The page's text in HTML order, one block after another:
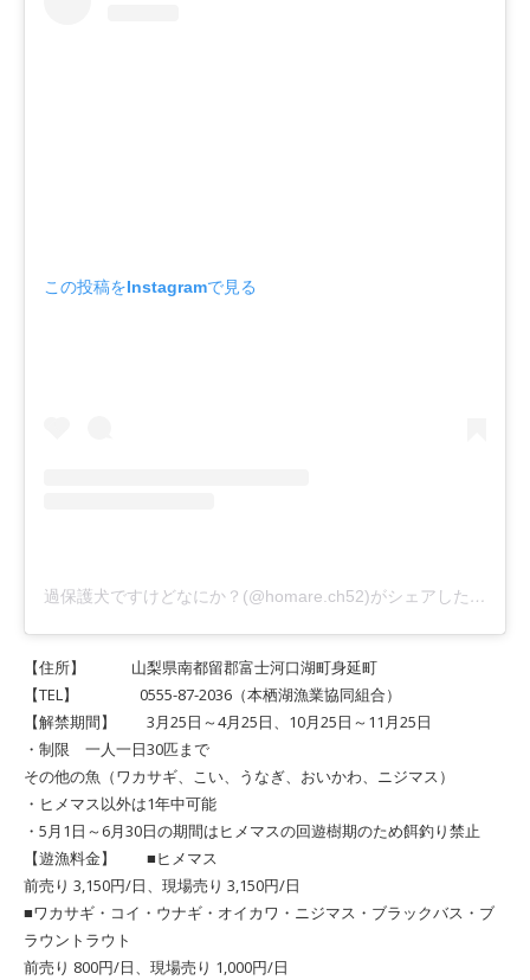
この投稿をInstagramで見る
過保護犬ですけどなにか？(@homare.ch52)がシェアした投稿
【住所】 山梨県南都留郡富士河口湖町身延町
【TEL】 0555-87-2036（本栖湖漁業協同組合）
【解禁期間】 3月25日～4月25日、10月25日～11月25日
・制限 一人一日30匹まで
その他の魚（ワカサギ、こい、うなぎ、おいかわ、ニジマス）
・ヒメマス以外は1年中可能
・5月1日～6月30日の期間はヒメマスの回遊樹期のため餌釣り禁止
【遊漁料金】 ■ヒメマス
前売り 3,150円/日、現場売り 3,150円/日
■ワカサギ・コイ・ウナギ・オイカワ・ニジマス・ブラックバス・ブ
ラウントラウト
前売り 800円/日、現場売り 1,000円/日